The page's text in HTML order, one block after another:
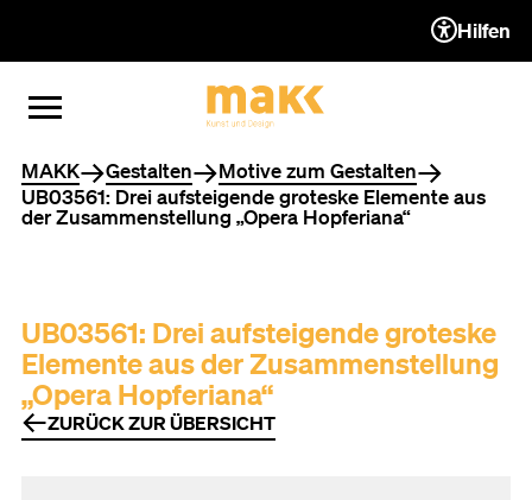
ZUM INHALT (ACCESSKEY 1)
ZUR NAVIGATION
ZUM FOOTER (ACCESSKEY 3)
MENÜ ÖFFNEN
MENÜ SCHLIESSEN
Hilfen
Sie befinden sich hier
MAKK Gestalten
Motive zum Gestalten
UB03561: Drei aufsteigende groteske Elemente aus
der Zusammenstellung „Opera Hopferiana“
UB03561: Drei aufsteigende groteske
Elemente aus der Zusammenstellung
„Opera Hopferiana“
ZURÜCK ZUR ÜBERSICHT